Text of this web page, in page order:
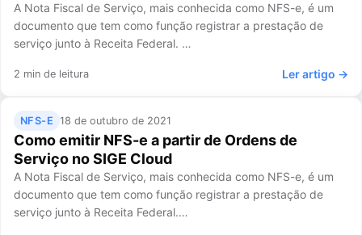
A Nota Fiscal de Serviço, mais conhecida como NFS-e, é um
documento que tem como função registrar a prestação de
serviço junto à Receita Federal. …
2 min de leitura Ler artigo →
NFS-E 18 de outubro de 2021
Como emitir NFS-e a partir de Ordens de
Serviço no SIGE Cloud
A Nota Fiscal de Serviço, mais conhecida como NFS-e, é um
documento que tem como função registrar a prestação de
serviço junto à Receita Federal.…